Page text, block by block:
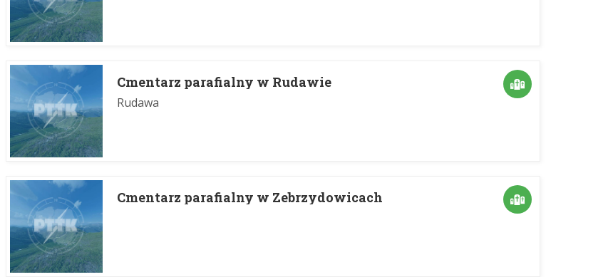
Cmentarz parafialny w Rudawie
Rudawa
Cmentarz parafialny w Zebrzydowicach